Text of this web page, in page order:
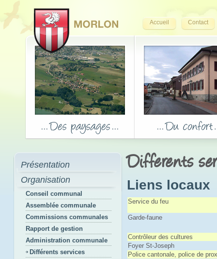
Accueil Contact
Présentation
Organisation
Conseil communal
Assemblée communale
Commissions communales
Rapport de gestion
Administration communale
Différents services
Differents
Liens locaux
Service du feu
Garde-faune
Contrôleur des cultures
Foyer St-Joseph
Police cantonale, police de